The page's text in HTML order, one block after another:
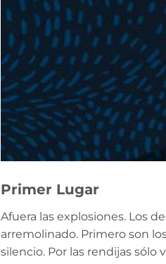
Primer Lugar
Afuera las explosiones. Los
arremolinado. Primero son
silencio. Por las rendijas sólo